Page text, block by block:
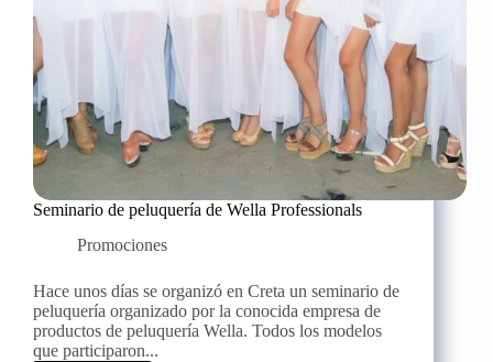
Seminario de peluquería de Wella Professionals
Promociones
Hace unos días se organizó en Creta un seminario de
peluquería organizado por la conocida empresa de
productos de peluquería Wella. Todos los modelos
que participaron...